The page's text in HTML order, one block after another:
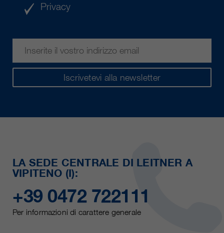
Iscrivetevi alla newsletter
Privacy
LA SEDE CENTRALE DI LEITNER A
VIPITENO (I):
+39 0472 722111
Per informazioni di carattere generale